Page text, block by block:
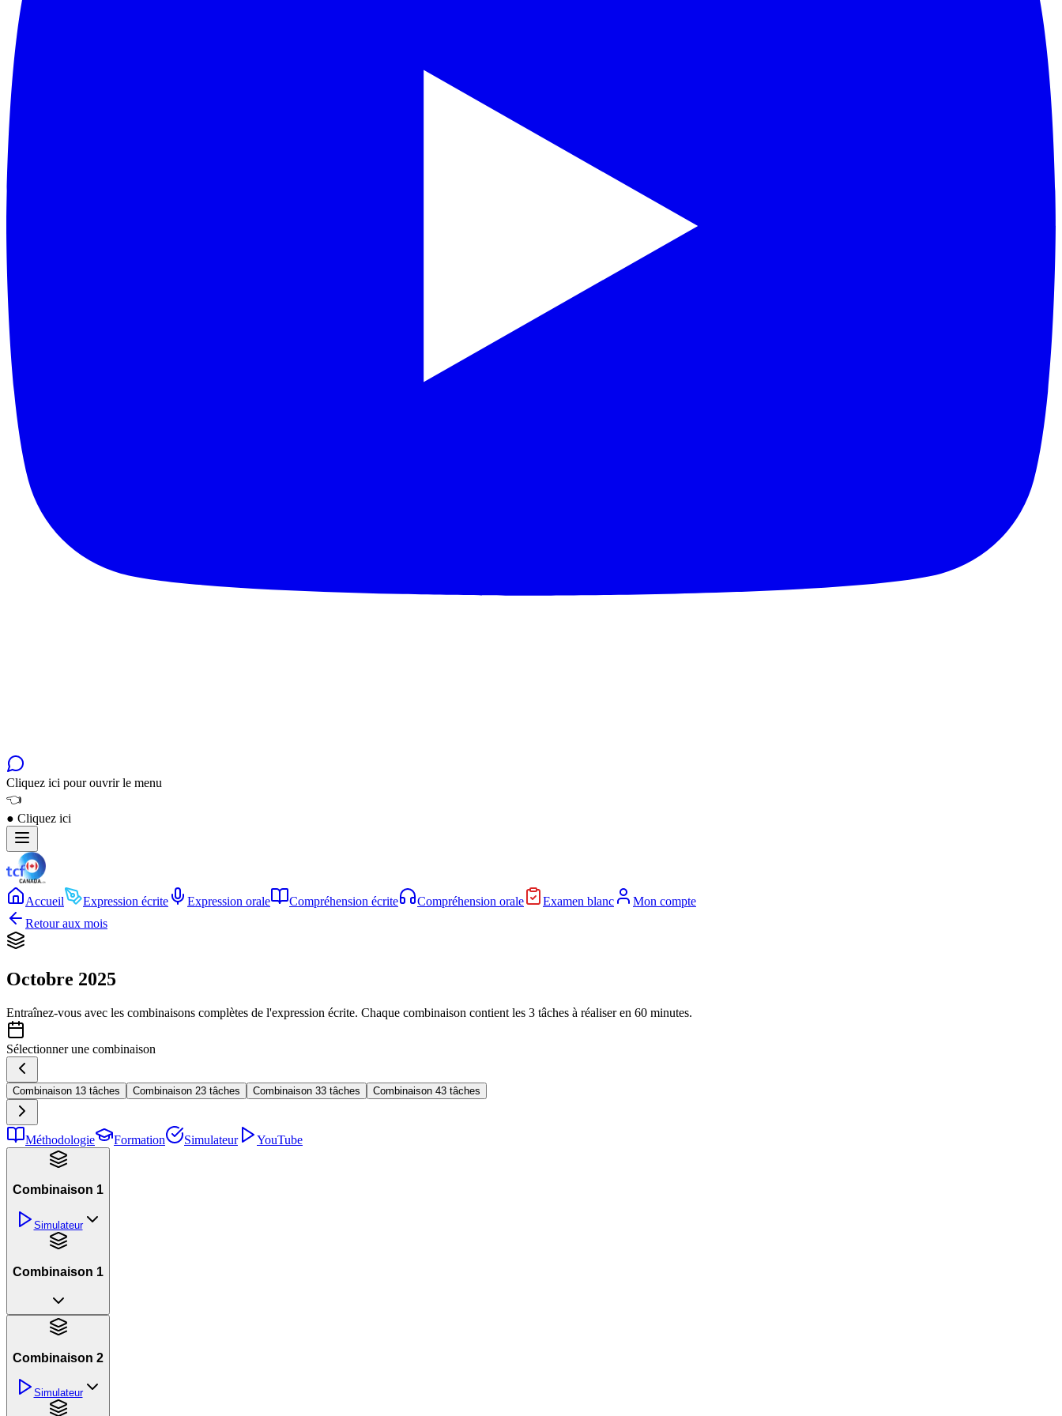
Cliquez ici pour ouvrir le menu
👈
● Cliquez ici
Accueil Expression écrite Expression orale Compréhension écrite Compréhension orale Examen blanc
Mon compte
Retour aux mois
Octobre 2025
Entraînez-vous avec les combinaisons complètes de l'expression écrite. Chaque combinaison contient les 3 tâches à réaliser en 60 minutes.
Sélectionner une combinaison
Combinaison 1 3 tâches Combinaison 23 tâches Combinaison 33 tâches Combinaison 43 tâches
Méthodologie Formation Simulateur YouTube
Combinaison 1
Simulateur
Combinaison 1
Combinaison 2
Simulateur